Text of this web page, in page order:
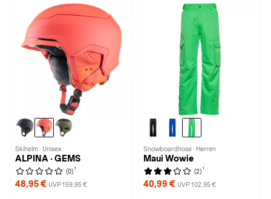
Skihelm · Unisex
ALPINA · GEMS
(0) 1
48,95 € UVP 159,95 €
Snowboardhose · Herren
Maui Wowie
(2) 1
40,99 € UVP 102,95 €